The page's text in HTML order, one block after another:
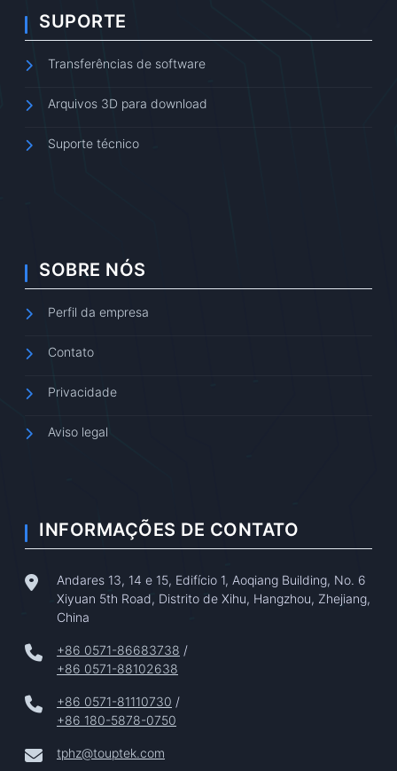
SUPORTE
Transferências de software
Arquivos 3D para download
Suporte técnico
SOBRE NÓS
Perfil da empresa
Contato
Privacidade
Aviso legal
INFORMAÇÕES DE CONTATO
Andares 13, 14 e 15, Edifício 1, Aoqiang Building, No. 6
Xiyuan 5th Road, Distrito de Xihu, Hangzhou, Zhejiang,
China
+86 0571-86683738 /
+86 0571-88102638
+86 0571-81110730 /
+86 180-5878-0750
tphz@touptek.com